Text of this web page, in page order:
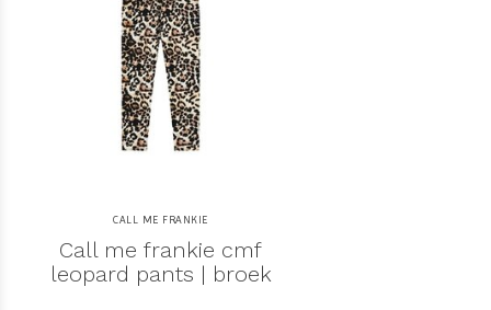
CALL ME FRANKIE
Call me frankie cmf
leopard pants | broek